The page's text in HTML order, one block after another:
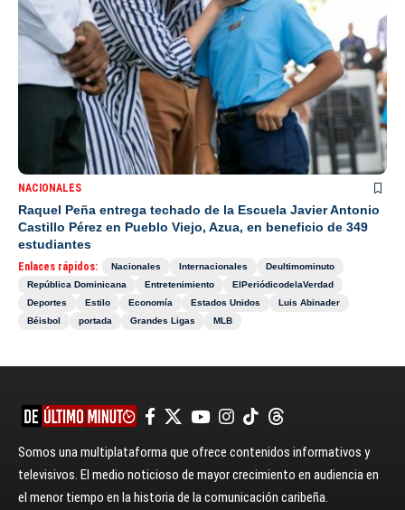
NACIONALES
Raquel Peña entrega techado de la Escuela Javier Antonio
Castillo Pérez en Pueblo Viejo, Azua, en beneficio de 349
estudiantes
Enlaces rápidos: Nacionales Internacionales
Deultimominuto
República Dominicana
Entretenimiento
ElPeriódicodelaVerdad
Deportes
Estilo Economía Estados Unidos
Luis Abinader
Béisbol
portada Grandes Ligas MLB
Somos una multiplataforma que ofrece contenidos informativos y
televisivos. El medio noticioso de mayor crecimiento en audiencia en
el menor tiempo en la historia de la comunicación caribeña.